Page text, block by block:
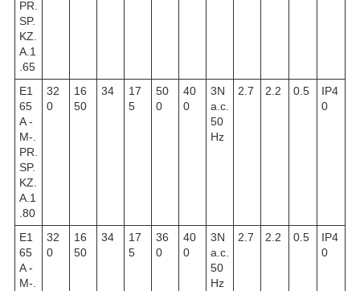
PR.
SP.
KZ.
A.1
.65
E1
65
A -
M-.
PR.
SP.
KZ.
A.1
.80
32
0
16
50
34
17
5
50
0
40
0
3N
a.c.
50
Hz
2.7 2.2 0.5
IP4
0
E1
65
A -
M-.
32
0
16
50
34
17
5
36
0
40
0
3N
a.c.
50
Hz
2.7 2.2 0.5
IP4
0